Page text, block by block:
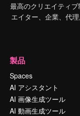
最高のクリエイティ
エイター、企業、代
製品
Spaces
AI アシスタント
AI 画像生成ツール
AI 動画生成ツール